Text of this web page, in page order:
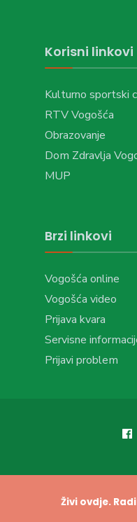
Korisni linkovi
Kulturno sportski
RTV Vogošća
Obrazovanje
Dom Zdravlja
MUP
Brzi linkovi
Vogošća online
Vogošća video
Prijava kvara
Servisne
Prijavi problem
Živi ovdje.